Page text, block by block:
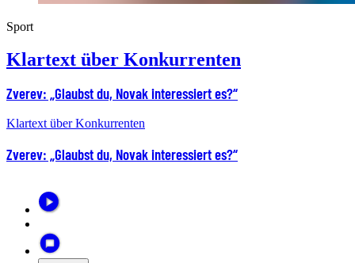
Sport
Klartext über Konkurrenten
Zverev: „Glaubst du, Novak interessiert es?“
Klartext über Konkurrenten
Zverev: „Glaubst du, Novak interessiert es?“